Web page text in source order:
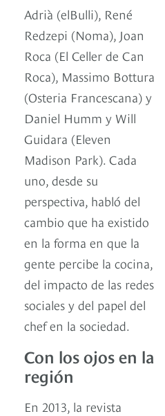
Adrià (elBulli), René
Redzepi (Noma), Joan
Roca (El Celler de Can
Roca), Massimo Bottura
(Osteria Francescana) y
Daniel Humm y Will
Guidara (Eleven
Madison Park). Cada
uno, desde su
perspectiva, habló del
cambio que ha existido
en la forma en que la
gente percibe la cocina,
del impacto de las redes
sociales y del papel del
chef en la sociedad.
Con los ojos en la
región
En 2013, la revista